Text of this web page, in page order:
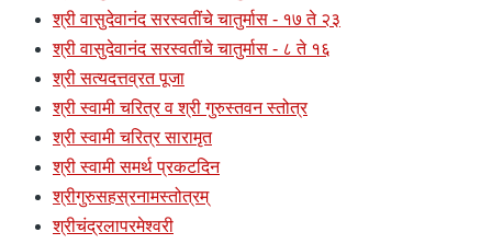
श्री वासुदेवानंद सरस्वतींचे चातुर्मास - १७ ते २३
श्री वासुदेवानंद सरस्वतींचे चातुर्मास - ८ ते १६
श्री सत्यदत्तव्रत पूजा
श्री स्वामी चरित्र व श्री गुरुस्तवन स्तोत्र
श्री स्वामी चरित्र सारामृत
श्री स्वामी समर्थ प्रकटदिन
श्रीगुरुसहस्रनामस्तोत्रम्
श्रीचंद्रलापरमेश्वरी